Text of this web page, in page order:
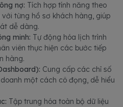
nợ: Tích hợp tính năng theo
từng hồ sơ khách hàng, giúp
dễ dàng.
minh: Tự động hóa lịch trình
viên thực hiện các bước tiếp
hàng.
Cung cấp các chỉ số
một cách cô đọng, dễ hiểu
Tập trung hóa toàn bộ dữ liệu